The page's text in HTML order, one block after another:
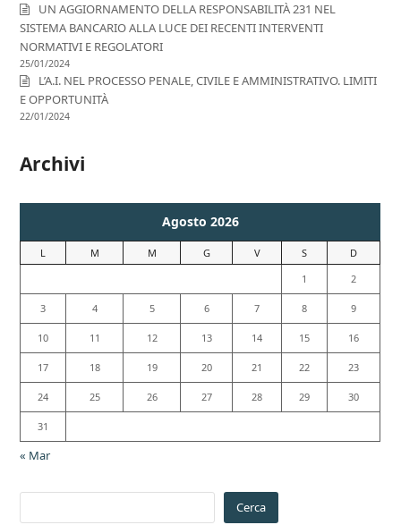
UN AGGIORNAMENTO DELLA RESPONSABILITÀ 231 NEL
SISTEMA BANCARIO ALLA LUCE DEI RECENTI INTERVENTI
NORMATIVI E REGOLATORI
25/01/2024
L’A.I. NEL PROCESSO PENALE, CIVILE E AMMINISTRATIVO. LIMITI
E OPPORTUNITÀ
22/01/2024
Archivi
Agosto 2026
L M M G V S
D
1
2
3 4 5 6 7 8 9
10 11 12 13 14 15 16
17 18 19 20 21 22 23
24 25 26 27 28 29 30
31
« Mar
Cerca